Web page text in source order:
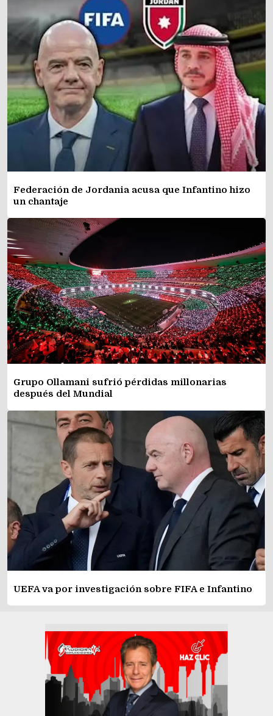
Federación de Jordania acusa que Infantino hizo
un chantaje
Grupo Ollamani sufrió pérdidas millonarias
después del Mundial
UEFA va por investigación sobre FIFA e Infantino